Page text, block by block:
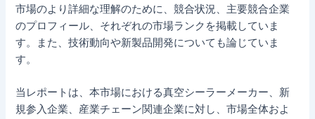
市場のより詳細な理解のために、競合状況、主要競合企業
のプロフィール、それぞれの市場ランクを掲載していま
す。また、技術動向や新製品開発についても論じていま
す。
当レポートは、本市場における真空シーラーメーカー、新
規参入企業、産業チェーン関連企業に対し、市場全体およ